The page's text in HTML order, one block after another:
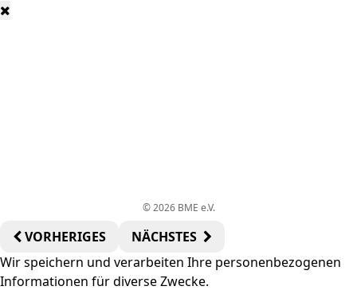
© 2026 BME e.V.
VORHERIGES
NÄCHSTES
Wir speichern und verarbeiten Ihre personenbezogenen
Informationen für diverse Zwecke.